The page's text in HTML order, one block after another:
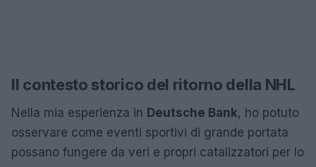
Il contesto storico del ritorno della NHL
Nella mia esperienza in Deutsche Bank, ho potuto
osservare come eventi sportivi di grande portata
possano fungere da veri e propri catalizzatori per lo